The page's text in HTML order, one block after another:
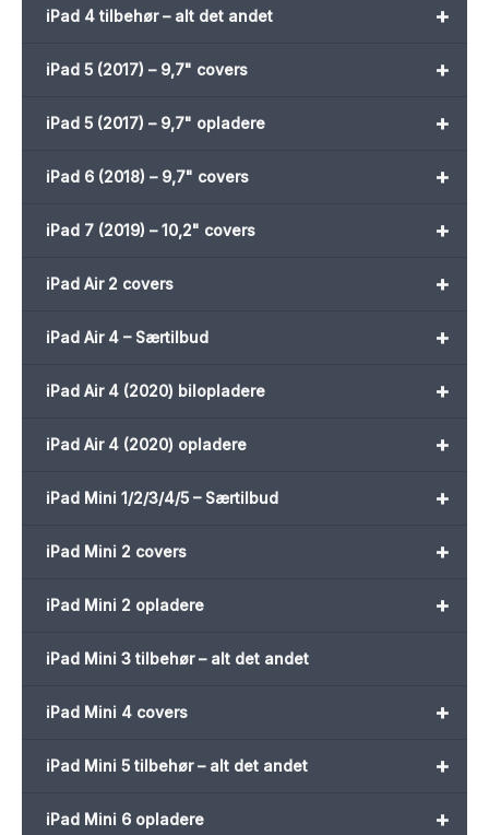
+
iPad 4 tilbehør – alt det andet
+
iPad 5 (2017) – 9,7" covers
+
iPad 5 (2017) – 9,7" opladere
+
iPad 6 (2018) – 9,7" covers
+
iPad 7 (2019) – 10,2" covers
+
iPad Air 2 covers
+
iPad Air 4 – Særtilbud
+
iPad Air 4 (2020) bilopladere
+
iPad Air 4 (2020) opladere
+
iPad Mini 1/2/3/4/5 – Særtilbud
+
iPad Mini 2 covers
+
iPad Mini 2 opladere
iPad Mini 3 tilbehør – alt det andet
+
iPad Mini 4 covers
+
iPad Mini 5 tilbehør – alt det andet
+
iPad Mini 6 opladere